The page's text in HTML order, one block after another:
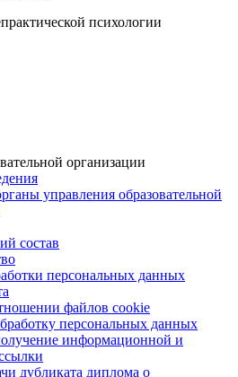
практической психологии
организации
управления образовательной
состав
персональных данных
файлов cookie
персональных данных
информационной и
дубликата диплома о